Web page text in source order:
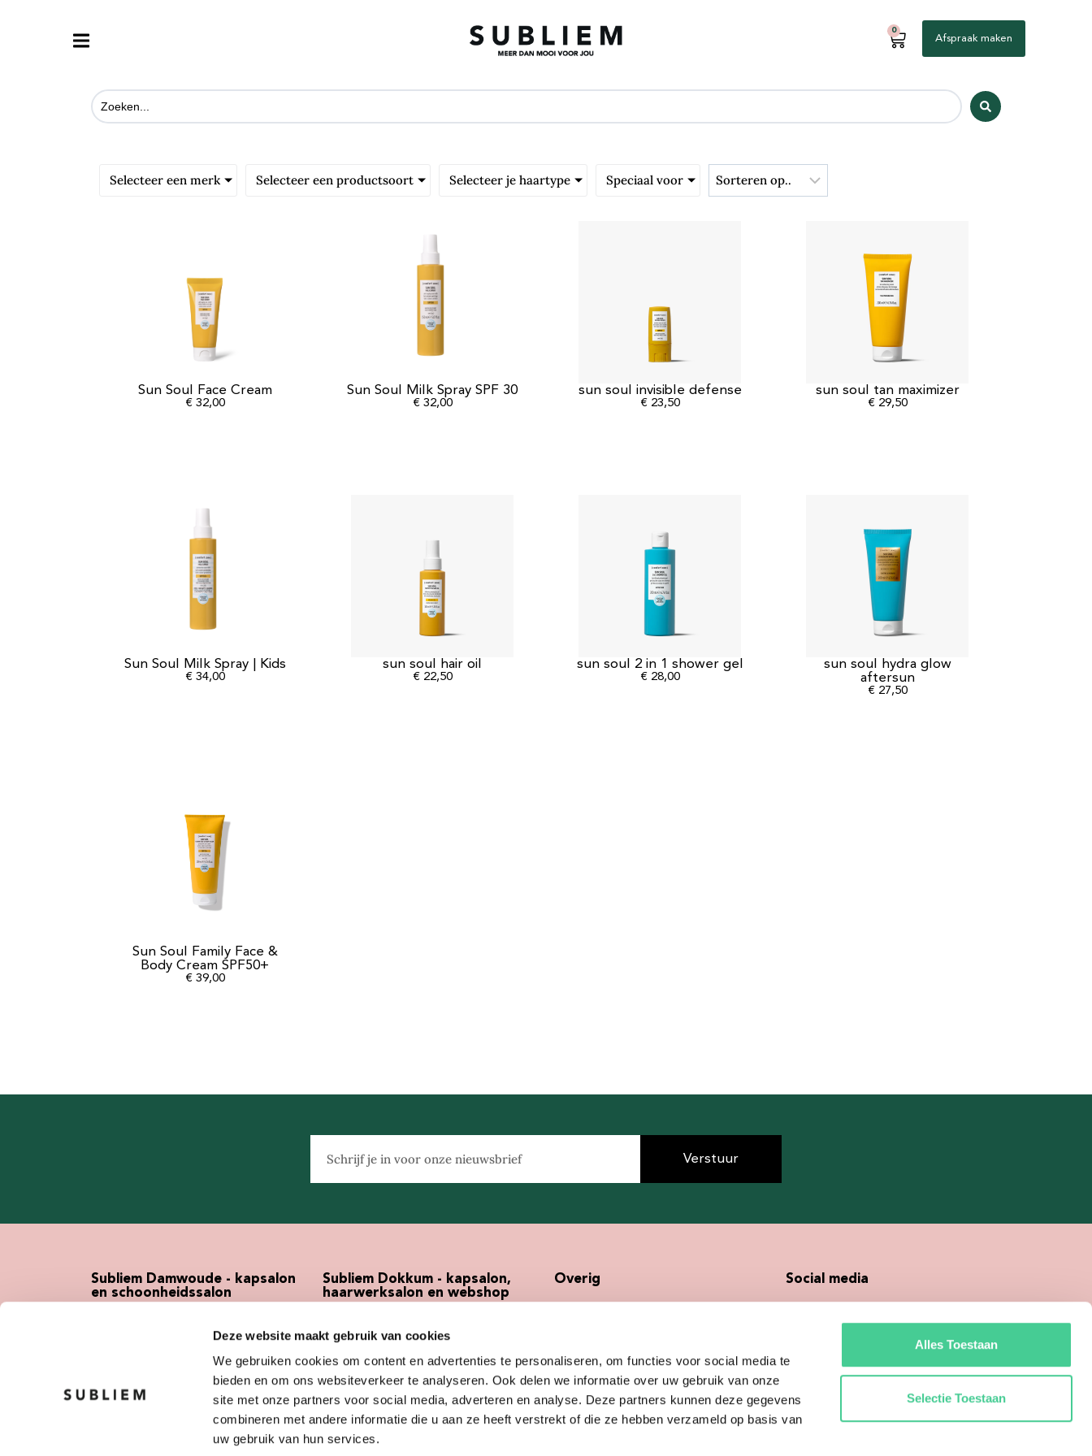
Deze website maakt gebruik van cookies
We gebruiken cookies om content en advertenties te personaliseren, om functies voor social media te
bieden en om ons websiteverkeer te analyseren. Ook delen we informatie over uw gebruik van onze
site met onze partners voor social media, adverteren en analyse. Deze partners kunnen deze gegevens
combineren met andere informatie die u aan ze heeft verstrekt of die ze hebben verzameld op basis van
uw gebruik van hun services.
Alles Toestaan
Selectie Toestaan
0
Afspraak maken
Selecteer een merk Selecteer een productsoort Selecteer je haartype Speciaal voor
Sun Soul Face Cream
€ 32,00
Sun Soul Milk Spray SPF 30
€ 32,00
sun soul invisible defense
€ 23,50
sun soul tan maximizer
€ 29,50
Sun Soul Milk Spray | Kids
€ 34,00
sun soul hair oil
€ 22,50
sun soul 2 in 1 shower gel
€ 28,00
sun soul hydra glow
aftersun
€ 27,50
Sun Soul Family Face &
Body Cream SPF50+
€ 39,00
Verstuur
Subliem Damwoude - kapsalon
en schoonheidssalon
damwoude@kapsalonsubliem.nl
Subliem Dokkum - kapsalon,
haarwerksalon en webshop
9101 WZ Dokkum
0519- 297482
info@kapsalonsubliem.nl
Overig
Pune Storelocator
Social media